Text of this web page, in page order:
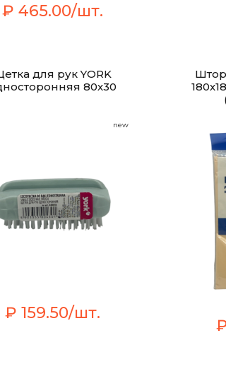
₽ 465.00/шт.
для рук YORK
80х30
new
₽ 159.50/шт.